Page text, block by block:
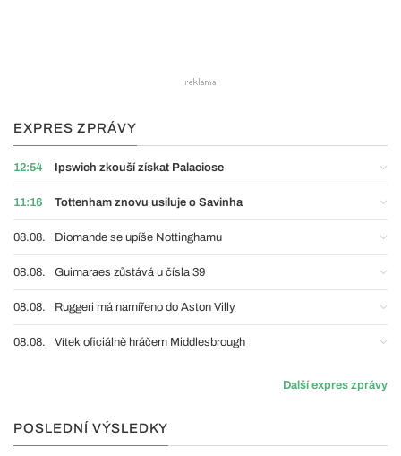
EXPRES ZPRÁVY
12:54 Ipswich zkouší získat Palaciose
11:16 Tottenham znovu usiluje o Savinha
08.08. Diomande se upíše Nottinghamu
08.08. Guimaraes zůstává u čísla 39
08.08. Ruggeri má namířeno do Aston Villy
08.08. Vítek oficiálně hráčem Middlesbrough
Další expres zprávy
POSLEDNÍ VÝSLEDKY